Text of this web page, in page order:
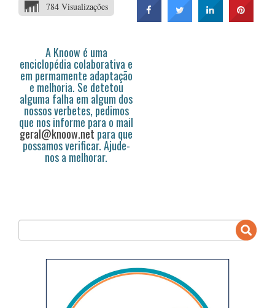
784 Visualizações
A Knoow é uma
enciclopédia colaborativa e
em permamente adaptação
e melhoria. Se detetou
alguma falha em algum dos
nossos verbetes, pedimos
que nos informe para o mail
geral@knoow.net para que
possamos verificar. Ajude-
nos a melhorar.